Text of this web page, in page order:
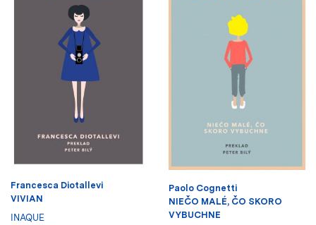
Francesca Diotallevi
VIVIAN
INAQUE
Paolo Cognetti
NIEČO MALÉ, ČO SKORO
VYBUCHNE